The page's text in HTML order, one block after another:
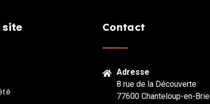
site Contact
Adresse
8 rue de la Découverte
77600 Chanteloup-en-Brie